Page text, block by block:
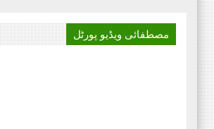
مصطفائی ویڈیو پورٹل